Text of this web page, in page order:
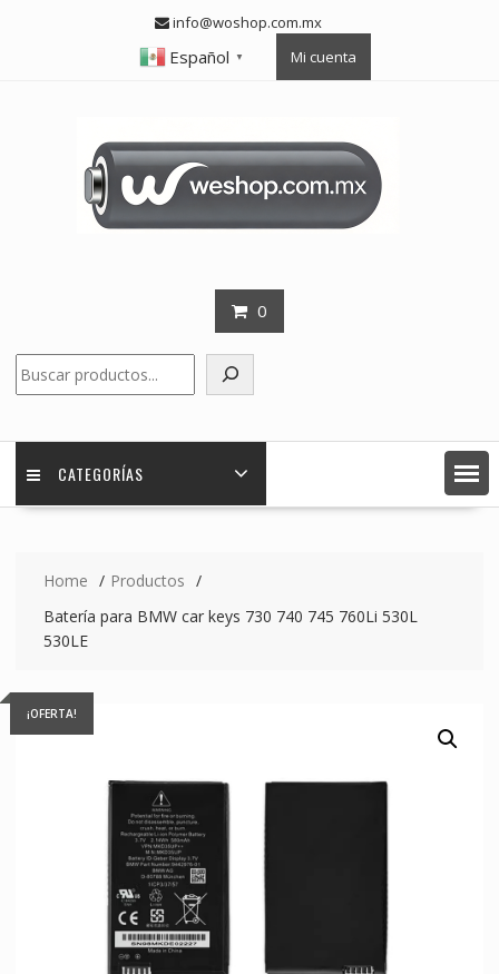
info@woshop.com.mx
Español ▼ Mi cuenta
0
CATEGORÍAS
Home
Productos
Batería para BMW car keys 730 740 745 760Li 530L
530LE
¡OFERTA!